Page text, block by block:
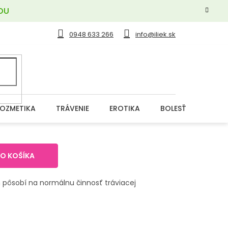
0948 633 266 info@iliek.sk
TRÁVENIE EROTIKA BOLESŤ
KOŠÍKA
pôsobí na normálnu činnosť tráviacej